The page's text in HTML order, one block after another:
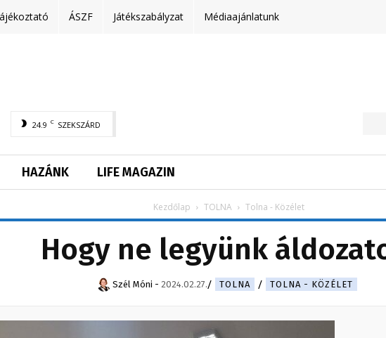
ÁSZF Játékszabályzat Médiaajánlatunk
24.9 C SZEKSZÁRD
HAZÁNK LIFE MAGAZIN
Kezdőlap TOLNA Tolna - Közélet
Hogy ne legyünk
Szél Móni - 2024.02.27. TOLNA TOLNA - KÖZÉLET